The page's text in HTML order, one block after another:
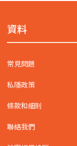
資料
常見問題
私隱政策
條款和細則
聯絡我們